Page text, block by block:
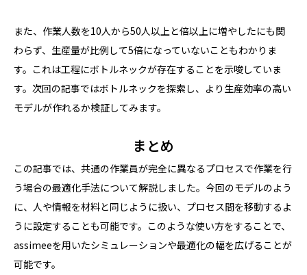
また、作業人数を10人から50人以上と倍以上に増やしたにも関
わらず、生産量が比例して5倍になっていないこともわかりま
す。これは工程にボトルネックが存在することを示唆していま
す。次回の記事ではボトルネックを探索し、より生産効率の高い
モデルが作れるか検証してみます。
まとめ
この記事では、共通の作業員が完全に異なるプロセスで作業を行
う場合の最適化手法について解説しました。今回のモデルのよう
に、人や情報を材料と同じように扱い、プロセス間を移動するよ
うに設定することも可能です。このような使い方をすることで、
assimeeを用いたシミュレーションや最適化の幅を広げることが
可能です。